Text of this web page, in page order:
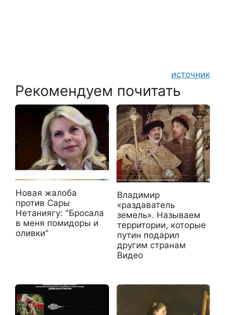
источник
Рекомендуем почитать
Новая жалоба
против Сары
Нетаниягу: "Бросала
в меня помидоры и
оливки"
Владимир
«раздаватель
земель». Называем
территории, которые
путин подарил
другим странам
Видео